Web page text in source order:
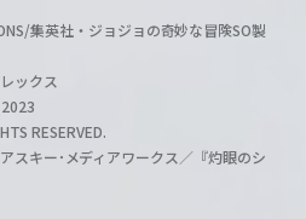
集英社・ジョジョの奇妙な冒険SO製
ックス
RESERVED.
スキー･メディアワークス／『灼眼のシ